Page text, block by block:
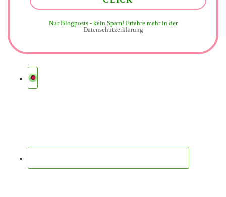
Nur Blogposts - kein Spam! Erfahre mehr in der
Datenschutzerklärung